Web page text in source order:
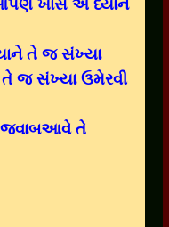
ખાસ એ ધ્યાન
તે જ સંખ્યા
જ સંખ્યા ઉમેરવી
જવાબઆવે તે